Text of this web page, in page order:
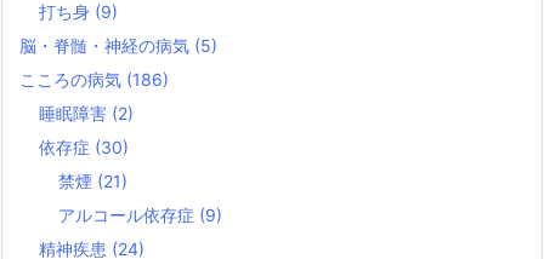
打ち身 (9)
脳・脊髄・神経の病気 (5)
こころの病気 (186)
睡眠障害 (2)
依存症 (30)
禁煙 (21)
アルコール依存症 (9)
精神疾患 (24)